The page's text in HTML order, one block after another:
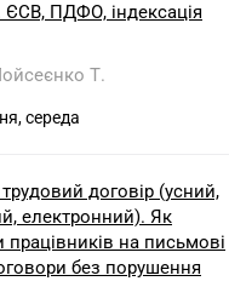
ЄСВ, ПДФО, індексація
Т.
середа
договір (усний,
електронний). Як
працівників на письмові
без порушення